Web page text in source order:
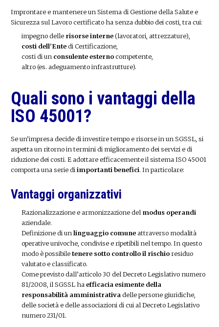
Improntare e mantenere un Sistema di Gestione della Salute e
Sicurezza sul Lavoro certificato ha senza dubbio dei costi, tra cui:
impegno delle risorse interne(lavoratori, attrezzature),
costi dell’Entedi Certificazione,
costi di un consulente esternocompetente,
altro (es. adeguamento infrastrutture).
Quali sono i vantaggi della
ISO 45001?
Se un’impresa decide di investire tempo e risorse in un SGSSL, si
aspetta un ritorno in termini di miglioramento dei servizi e di
riduzione dei costi. E adottare efficacemente il sistema ISO 45001
comporta una serie diimportanti benefici. In particolare:
Vantaggi organizzativi
Razionalizzazione e armonizzazione del modus operandi
aziendale.
Definizione di un linguaggio comuneattraverso modalità
operative univoche, condivise e ripetibili nel tempo. In questo
modo è possibiletenere sotto controllo il rischioresiduo
valutato e classificato.
Come previsto dall’articolo 30 del Decreto Legislativo numero
81/2008, il SGSSL ha efficacia esimente della
responsabilità amministrativa delle persone giuridiche,
delle società e delle associazioni di cui al Decreto Legislativo
numero 231/01.